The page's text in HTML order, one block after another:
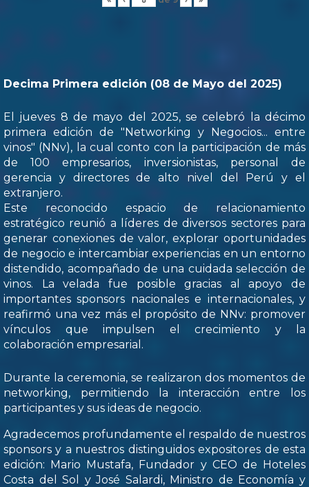
Decima Primera edición (08 de Mayo del 2025)
El jueves 8 de mayo del 2025, se celebró la décimo
primera edición de "Networking y Negocios... entre
vinos" (NNv), la cual conto con la participación de más
de 100 empresarios, inversionistas, personal de
gerencia y directores de alto nivel del Perú y el
extranjero.
Este reconocido espacio de relacionamiento
estratégico reunió a líderes de diversos sectores para
generar conexiones de valor, explorar oportunidades
de negocio e intercambiar experiencias en un entorno
distendido, acompañado de una cuidada selección de
vinos. La velada fue posible gracias al apoyo de
importantes sponsors nacionales e internacionales, y
reafirmó una vez más el propósito de NNv: promover
vínculos que impulsen el crecimiento y la
colaboración empresarial.
Durante la ceremonia, se realizaron dos momentos de
networking, permitiendo la interacción entre los
participantes y sus ideas de negocio.
Agradecemos profundamente el respaldo de nuestros
sponsors y a nuestros distinguidos expositores de esta
edición: Mario Mustafa, Fundador y CEO de Hoteles
Costa del Sol y José Salardi, Ministro de Economía y